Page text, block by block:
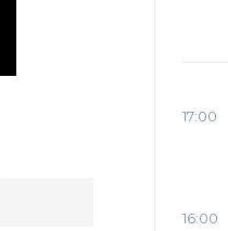
17:00
16:00